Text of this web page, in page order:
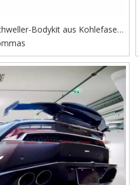
Bodykit aus Kohlefaser
Stil für Lambroghini Huracan